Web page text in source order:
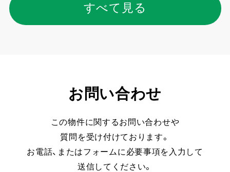
すべて見る
お問い合わせ
この物件に関するお問い合わせや
質問を受け付けております。
お電話、またはフォームに必要事項を入力して
送信してください。